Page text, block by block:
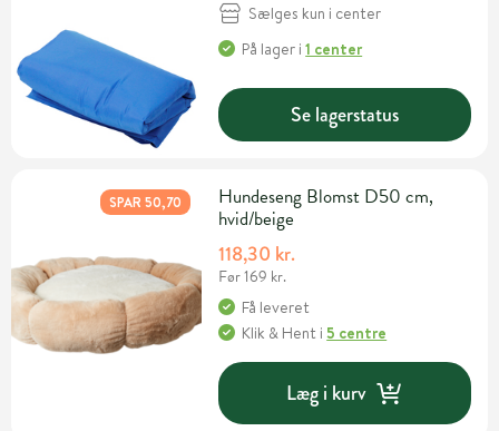
Sælges kun i center
På lager i1 center
Se lagerstatus
SPAR 50,70
Hundeseng Blomst D50 cm,
hvid/beige
118,30 kr.
Før 169 kr.
Få leveret
Klik & Hent i5 centre
Læg i kurv